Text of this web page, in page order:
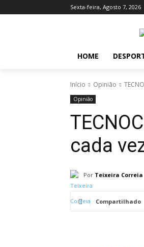
Sexta-feira, Agosto 7, 2026
HOME
Início Opinião
Opinião
cada
Por Teixeira Correia
Compartilhado